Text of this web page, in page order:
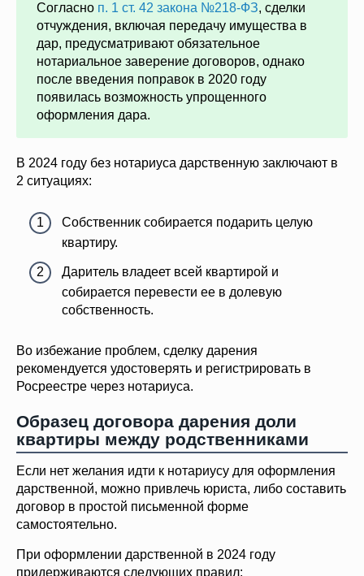
Согласно п. 1 ст. 42 закона №218-ФЗ, сделки
отчуждения, включая передачу имущества в
дар, предусматривают обязательное
нотариальное заверение договоров, однако
после введения поправок в 2020 году
появилась возможность упрощенного
оформления дара.
В 2024 году без нотариуса дарственную заключают в
2 ситуациях:
Собственник собирается подарить целую
квартиру.
Даритель владеет всей квартирой и
собирается перевести ее в долевую
собственность.
Во избежание проблем, сделку дарения
рекомендуется удостоверять и регистрировать в
Росреестре через нотариуса.
Образец договора дарения доли
квартиры между родственниками
Если нет желания идти к нотариусу для оформления
дарственной, можно привлечь юриста, либо составить
договор в простой письменной форме
самостоятельно.
При оформлении дарственной в 2024 году
придерживаются следующих правил: